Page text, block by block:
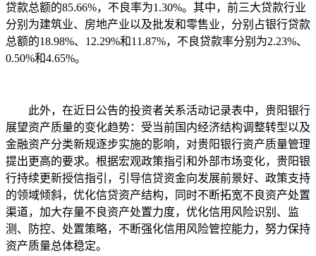
贷款总额的85.66%，不良率为1.30%。其中，前三大贷款行业
分别为建筑业、房地产业以及批发和零售业，分别占银行贷款
总额的18.98%、12.29%和11.87%，不良贷款率分别为2.23%、
0.50%和4.65%。
此外，在近日公告的投资者关系活动记录表中，贵阳银行
展望资产质量的变化趋势：受当前国内经济结构调整转型以及
金融资产分类新规逐步实施的影响，对贵阳银行资产质量管理
提出更高的要求。根据宏观政策指引和外部市场变化，贵阳银
行持续更新授信指引，引导信贷资金向发展前景好、政策支持
的领域倾斜，优化信贷资产结构，同时不断拓宽不良资产处置
渠道，加大存量不良资产处置力度，优化信用风险识别、监
测、防控、处置策略，不断强化信用风险管控能力，努力保持
资产质量总体稳定。